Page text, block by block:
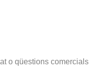
o qüestions comercials